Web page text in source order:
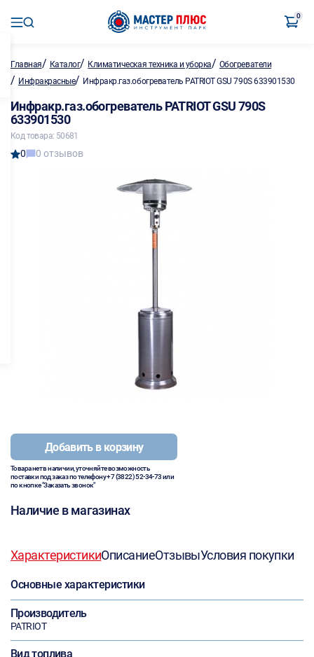
0
Главная/ Каталог/ Климатическая техника и уборка/ Обогреватели
/ Инфракрасные/ Инфракр.газ.обогреватель PATRIOT GSU 790S 633901530
Инфракр.газ.обогреватель PATRIOT GSU 790S
633901530
Код товара: 50681
0 0 отзывов
Добавить в корзину
Товара нет в наличии, уточняйте возможность
поставки под заказ по телефону+7 (3822) 52-34-73или
по кнопке "Заказать звонок"
Наличие в магазинах
ХарактеристикиОписаниеОтзывыУсловия покупки
Основные характеристики
Производитель
PATRIOT
Вид топлива